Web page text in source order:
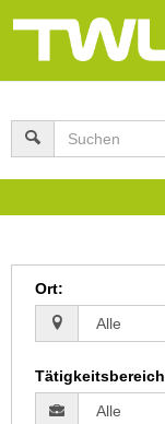
Ort:
Tätigkeitsbereich